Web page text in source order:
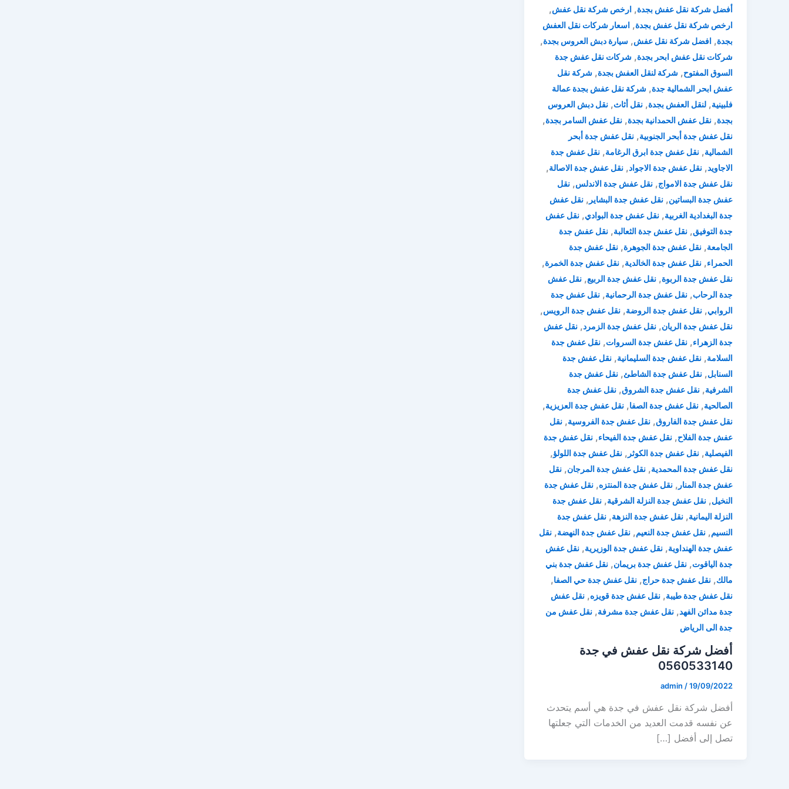
أفضل شركة نقل عفش بجدة, ارخص شركة نقل عفش,
ارخص شركة نقل عفش بجدة, اسعار شركات نقل العفش
بجدة, افضل شركة نقل عفش, سيارة دبش العروس بجدة,
شركات نقل عفش ابحر بجدة, شركات نقل عفش جدة
السوق المفتوح, شركة لنقل العفش بجدة, شركة نقل
عفش ابحر الشمالية جدة, شركة نقل عفش بجدة عمالة
فلبينية, لنقل العفش بجدة, نقل أثاث, نقل دبش العروس
بجدة, نقل عفش الحمدانية بجدة, نقل عفش السامر بجدة,
نقل عفش جدة أبحر الجنوبية, نقل عفش جدة أبحر
الشمالية, نقل عفش جدة ابرق الرغامة, نقل عفش جدة
الاجاويد, نقل عفش جدة الاجواد, نقل عفش جدة الاصالة,
نقل عفش جدة الامواج, نقل عفش جدة الاندلس, نقل
عفش جدة البساتين, نقل عفش جدة البشاير , نقل عفش
جدة البغدادية الغربية, نقل عفش جدة البوادي, نقل عفش
جدة التوفيق, نقل عفش جدة الثعالبة, نقل عفش جدة
الجامعة, نقل عفش جدة الجوهرة, نقل عفش جدة
الحمراء, نقل عفش جدة الخالدية, نقل عفش جدة الخمرة,
نقل عفش جدة الربوة, نقل عفش جدة الربيع, نقل عفش
جدة الرحاب, نقل عفش جدة الرحمانية, نقل عفش جدة
الروابي, نقل عفش جدة الروضة, نقل عفش جدة الرويس,
نقل عفش جدة الريان, نقل عفش جدة الزمرد, نقل عفش
جدة الزهراء, نقل عفش جدة السروات, نقل عفش جدة
السلامة, نقل عفش جدة السليمانية, نقل عفش جدة
السنابل, نقل عفش جدة الشاطئ, نقل عفش جدة
الشرفية, نقل عفش جدة الشروق, نقل عفش جدة
الصالحية, نقل عفش جدة الصفا, نقل عفش جدة العزيزية,
نقل عفش جدة الفاروق, نقل عفش جدة الفروسية, نقل
عفش جدة الفلاح, نقل عفش جدة الفيحاء, نقل عفش جدة
الفيصلية, نقل عفش جدة الكوثر , نقل عفش جدة اللولؤ,
نقل عفش جدة المحمدية, نقل عفش جدة المرجان, نقل
عفش جدة المنار , نقل عفش جدة المنتزه, نقل عفش جدة
النخيل, نقل عفش جدة النزلة الشرقية, نقل عفش جدة
النزلة اليمانية, نقل عفش جدة النزهة, نقل عفش جدة
النسيم, نقل عفش جدة النعيم, نقل عفش جدة النهضة, نقل
عفش جدة الهنداوية, نقل عفش جدة الوزيرية, نقل عفش
جدة الياقوت, نقل عفش جدة بريمان, نقل عفش جدة بني
مالك, نقل عفش جدة حراج, نقل عفش جدة حي الصفا,
نقل عفش جدة طيبة, نقل عفش جدة قويزه, نقل عفش
جدة مدائن الفهد, نقل عفش جدة مشرفة, نقل عفش من
جدة الى الرياض
أفضل شركة نقل عفش في جدة
0560533140
admin /19/09/2022
أفضل شركة نقل عفش في جدة هي أسم يتحدث
عن نفسه قدمت العديد من الخدمات التي جعلتها
تصل إلى أفضل […]